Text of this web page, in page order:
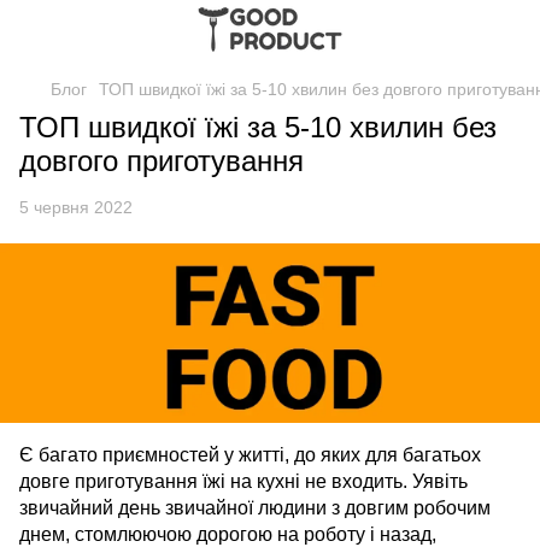
Блог ТОП швидкої їжі за 5-10 хвилин без довгого
ТОП швидкої їжі за 5-10 хвилин без
довгого приготування
5 червня 2022
Є багато приємностей у житті, до яких для багатьох
довге приготування їжі на кухні не входить. Уявіть
звичайний день звичайної людини з довгим робочим
днем, стомлюючою дорогою на роботу і назад,